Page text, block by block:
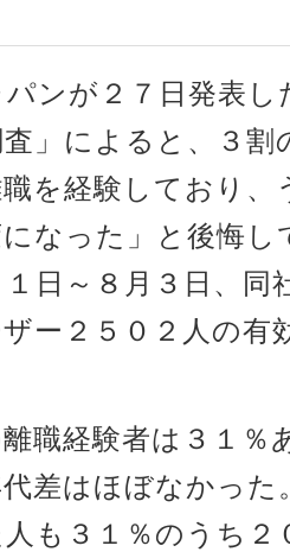
ンが２７日発表し
」によると、３割
を経験しており、
なった」と後悔
日～８月３日、同
ー２５０２人の有
職経験者は３１％
代差はほぼなかった
も３１％のうち２